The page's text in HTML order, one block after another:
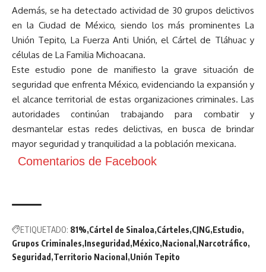
Además, se ha detectado actividad de 30 grupos delictivos
en la Ciudad de México, siendo los más prominentes La
Unión Tepito, La Fuerza Anti Unión, el Cártel de Tláhuac y
células de La Familia Michoacana.
Este estudio pone de manifiesto la grave situación de
seguridad que enfrenta México, evidenciando la expansión y
el alcance territorial de estas organizaciones criminales. Las
autoridades continúan trabajando para combatir y
desmantelar estas redes delictivas, en busca de brindar
mayor seguridad y tranquilidad a la población mexicana.
Comentarios de Facebook
ETIQUETADO: 81% Cártel de Sinaloa Cárteles CJNG Estudio
Grupos Criminales Inseguridad México Nacional Narcotráfico
Seguridad Territorio Nacional Unión Tepito